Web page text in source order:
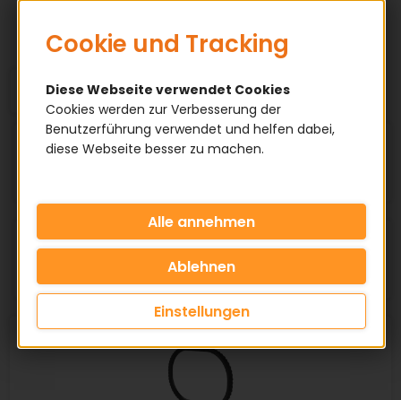
HERSTELLER
1 2 3 4 5
Sortieren nach:
Artikel pro Seite:
Cookie und Tracking
Diese Webseite verwendet Cookies
Cookies werden zur Verbesserung der
Benutzerführung verwendet und helfen dabei,
diese Webseite besser zu machen.
Einstellungen